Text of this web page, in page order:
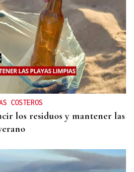
COSTEROS
los residuos y mantener las